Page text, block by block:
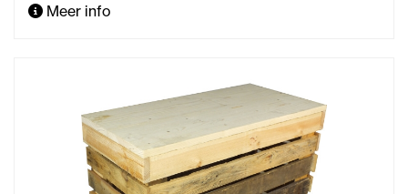
Meer info